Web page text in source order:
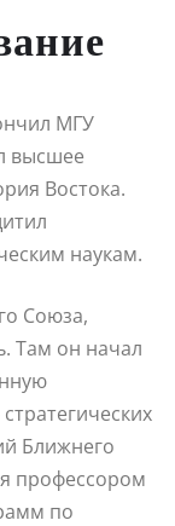
МГУ
высшее
Востока.
наукам.
Союза,
Там он начал
Ближнего
профессором
по